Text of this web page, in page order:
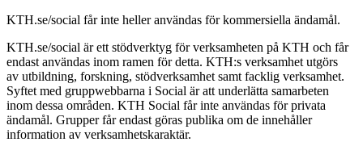
KTH.se/social får inte heller användas för kommersiella ändamål.
KTH.se/social är ett stödverktyg för verksamheten på KTH och får
endast användas inom ramen för detta. KTH:s verksamhet utgörs
av utbildning, forskning, stödverksamhet samt facklig verksamhet.
Syftet med gruppwebbarna i Social är att underlätta samarbeten
inom dessa områden. KTH Social får inte användas för privata
ändamål. Grupper får endast göras publika om de innehåller
information av verksamhetskaraktär.